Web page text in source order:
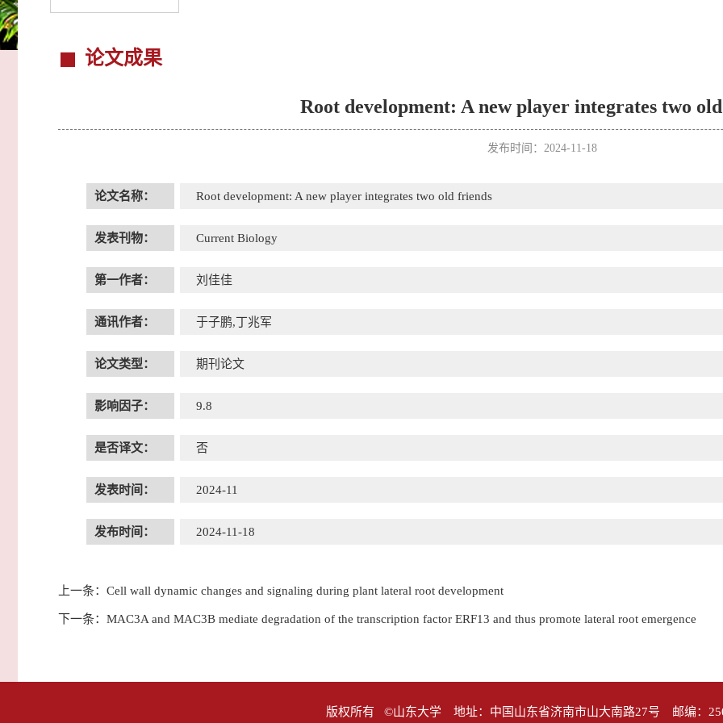
论文成果
Root development: A new player integrates two
发布时间：2024-11-18
论文名称： Root development: A new player integrates two old friends
发表刊物： Current Biology
第一作者： 刘佳佳
通讯作者： 于子鹏,丁兆军
论文类型： 期刊论文
影响因子： 9.8
是否译文： 否
发表时间： 2024-11
发布时间： 2024-11-18
上一条： Cell wall dynamic changes and signaling during plant lateral root development
下一条： MAC3A and MAC3B mediate degradation of the transcription factor ERF13 and thus promote lateral root emergence
版权所有 ©山东大学 地址：中国山东省济南市山大南路27号 邮编：